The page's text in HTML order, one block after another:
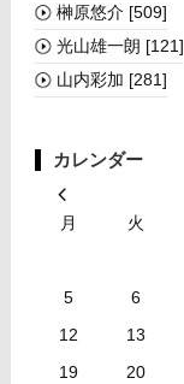
榊󠄀原悠介 [509]
光山雄一朗 [121]
山内彩加 [281]
カレンダー
月
火
5
6
12
13
19
20